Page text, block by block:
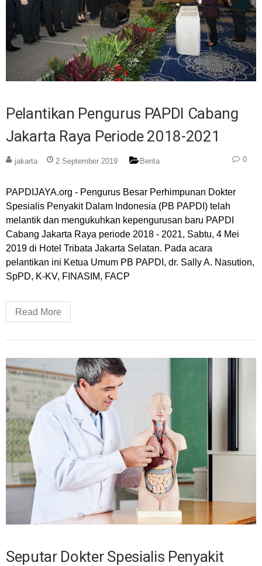
Pelantikan Pengurus PAPDI Cabang
Jakarta Raya Periode 2018-2021
jakarta 2 September 2019 Berita 0
PAPDIJAYA.org - Pengurus Besar Perhimpunan Dokter
Spesialis Penyakit Dalam Indonesia (PB PAPDI) telah
melantik dan mengukuhkan kepengurusan baru PAPDI
Cabang Jakarta Raya periode 2018 - 2021, Sabtu, 4 Mei
2019 di Hotel Tribata Jakarta Selatan. Pada acara
pelantikan ini Ketua Umum PB PAPDI, dr. Sally A. Nasution,
SpPD, K-KV, FINASIM, FACP
Read More
Seputar Dokter Spesialis Penyakit